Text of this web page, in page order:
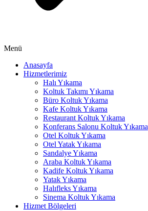
panel
panel
Panel
Panel
oku
Menü
Anasayfa
Hizmetlerimiz
Halı Yıkama
Koltuk Takımı Yıkama
Büro Koltuk Yıkama
Kafe Koltuk Yıkama
Restaurant Koltuk Yıkama
Konferans Salonu Koltuk Yıkama
Otel Koltuk Yıkama
Otel Yatak Yıkama
Sandalye Yıkama
Araba Koltuk Yıkama
Kadife Koltuk Yıkama
Yatak Yıkama
Halıfleks Yıkama
Sinema Koltuk Yıkama
Hizmet Bölgeleri